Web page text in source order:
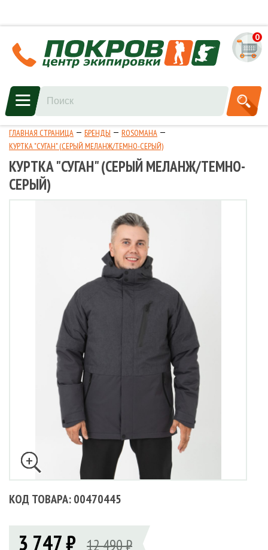
0
ГЛАВНАЯ СТРАНИЦА БРЕНДЫ
ROSOMAHA
КУРТКА "СУГАН" (СЕРЫЙ МЕЛАНЖ/ТЕМНО-СЕРЫЙ)
КУРТКА "СУГАН" (СЕРЫЙ МЕЛАНЖ/ТЕМНО-
СЕРЫЙ)
КОД ТОВАРА: 00470445
3 747 ₽ 12 490 ₽